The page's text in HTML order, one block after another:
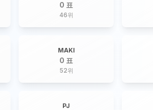
0 표
46위
MAKI
0 표
52위
PJ